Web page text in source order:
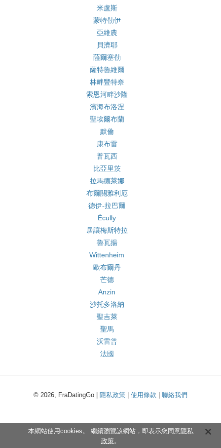
米盧斯
蒙特勒伊
亞維農
貝濟耶
薩爾塞勒
薩特魯維爾
林畔豐特奈
索恩河畔沙隆
濱海布洛涅
聖埃爾布蘭
默倫
康布雷
普瓦西
比亞里茨
拉馬德萊娜
布爾關雅利厄
德伊-拉巴爾
Écully
居讓梅斯特拉
魯瓦揚
Wittenheim
歐布爾丹
芒德
Anzin
沙托多洛納
聖吉萊
聖馬
沃雷普
法國
© 2026, FraDatingGo | 隱私政策 使用條款 聯絡我們
本網站使用cookies。 繼續瀏覽該網站，即表示您同意隱私
政策。